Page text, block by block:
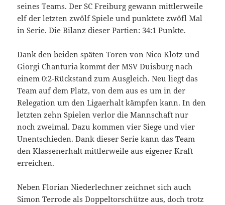
seines Teams. Der SC Freiburg gewann mittlerweile
elf der letzten zwölf Spiele und punktete zwöfl Mal
in Serie. Die Bilanz dieser Partien: 34:1 Punkte.
Dank den beiden späten Toren von Nico Klotz und
Giorgi Chanturia kommt der MSV Duisburg nach
einem 0:2-Rückstand zum Ausgleich. Neu liegt das
Team auf dem Platz, von dem aus es um in der
Relegation um den Ligaerhalt kämpfen kann. In den
letzten zehn Spielen verlor die Mannschaft nur
noch zweimal. Dazu kommen vier Siege und vier
Unentschieden. Dank dieser Serie kann das Team
den Klassenerhalt mittlerweile aus eigener Kraft
erreichen.
Neben Florian Niederlechner zeichnet sich auch
Simon Terrode als Doppeltorschütze aus, doch trotz